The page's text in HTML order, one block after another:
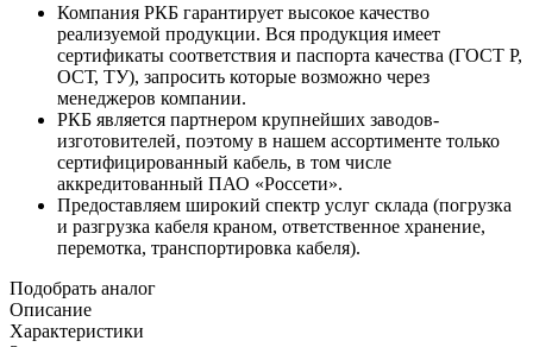
Компания РКБ гарантирует высокое качество
реализуемой продукции. Вся продукция имеет
сертификаты соответствия и паспорта качества (ГОСТ Р,
ОСТ, ТУ), запросить которые возможно через
менеджеров компании.
РКБ является партнером крупнейших заводов-
изготовителей, поэтому в нашем ассортименте только
сертифицированный кабель, в том числе
аккредитованный ПАО «Россети».
Предоставляем широкий спектр услуг склада (погрузка
и разгрузка кабеля краном, ответственное хранение,
перемотка, транспортировка кабеля).
Подобрать аналог
Описание
Характеристики